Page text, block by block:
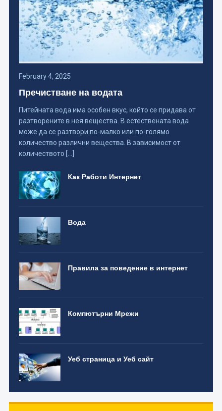
February 4, 2025
Пречистване на водата
Питейната вода има особен вкус, който се придава от
разтворените в нея вещества. В естествената вода
може да се разтвори по-малко или по-голямо
количество различни вещества. В зависимост от
количеството […]
Как Работи Интернет
Вода
Правила за поведение в интернет
Компютърни Мрежи
Уеб страница и Уеб сайт